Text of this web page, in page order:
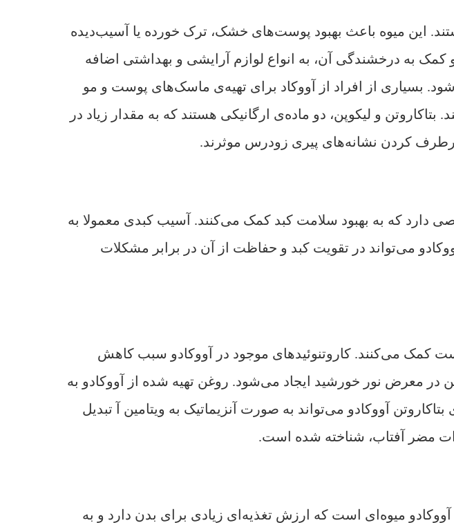
این میوه باعث بهبود پوست‌های خشک، ترک خورده یا آسیب‌دیده
به درخشندگی آن، به انواع لوازم آرایشی و بهداشتی اضافه
بسیاری از افراد از آووکاد برای تهیه‌ی ماسک‌های پوست و مو
و لیکوپن، دو ماده‌ی ارگانیکی هستند که به مقدار زیاد در
کردن نشانه‌های پیری زودرس موثرند.
دارد که به بهبود سلامت کبد کمک می‌کنند. آسیب کبدی معمولا به
می‌تواند در تقویت کبد و حفاظت از آن در برابر مشکلات
کمک می‌کنند. کاروتنوئیدهای موجود در آووکادو سبب کاهش
معرض نور خورشید ایجاد می‌شود. روغن تهیه شده از آووکادو به
آووکادو می‌تواند به صورت آنزیماتیک به ویتامین آ تبدیل
مضر آفتاب، شناخته شده است.
میوه‌ای است که ارزش تغذیه‌ای زیادی برای بدن دارد و به